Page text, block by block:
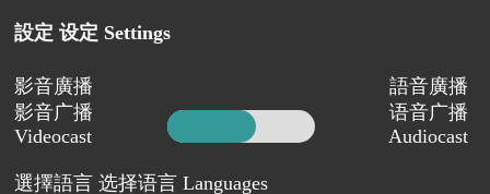
設定 设定 Settings
影音廣播
影音广播
Videocast
語音廣播
语音广播
Audiocast
選擇語言 选择语言 Languages